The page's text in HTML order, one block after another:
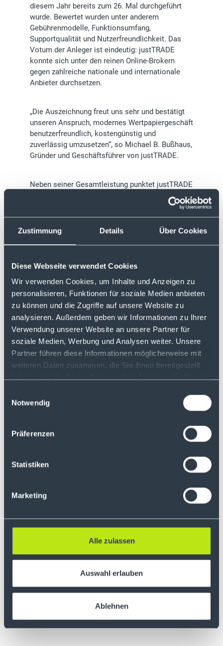
Zustimmung Details Über Cookies
Diese Webseite verwendet Cookies
Wir verwenden Cookies, um Inhalte und Anzeigen zu
personalisieren, Funktionen für soziale Medien anbieten
zu können und die Zugriffe auf unsere Website zu
analysieren. Außerdem geben wir Informationen zu Ihrer
Verwendung unserer Website an unsere Partner für
soziale Medien, Werbung und Analysen weiter. Unsere
Partner führen diese Informationen möglicherweise mit
weiteren Daten zusammen, die Sie ihnen bereitgestellt
Notwendig
Präferenzen
Statistiken
Marketing
Alle zulassen
Auswahl erlauben
Ablehnen
diesem Jahr bereits zum 26. Mal durchgeführt
wurde. Bewertet wurden unter anderem
Gebührenmodelle, Funktionsumfang,
Supportqualität und Nutzerfreundlichkeit. Das
Votum der Anleger ist eindeutig: justTRADE
konnte sich unter den reinen Online-Brokern
gegen zahlreiche nationale und internationale
Anbieter durchsetzen.
„Die Auszeichnung freut uns sehr und bestätigt
unseren Anspruch, modernes Wertpapiergeschäft
benutzerfreundlich, kostengünstig und
zuverlässig umzusetzen“, so Michael B. Bußhaus,
Gründer und Geschäftsführer von justTRADE.
Neben seiner Gesamtleistung punktet justTRADE
mit dem Kundenservice, einem Bereich, der bei
digitalen Plattformen häufig nicht im Fokus
steht. Die Leserinnen und Leser vonBÖRSE
ONLINEbewerten hier vor allem die gute
Die Umfrage zeigt zudem, worauf es Anlegern
derzeit besonders ankommt: An erster Stelle
stehen niedrige Gebühren, gefolgt von einem
breiten Produktangebot, Kundenservice und
funktionalen Apps. justTRADE adressiert diese
Anforderungen mit einem klar strukturierten
Leistungsportfolio, das sowohl für Einsteiger als
auch für aktive Trader attraktiv ist.
justTRADE einmal mehr als feste Größe im